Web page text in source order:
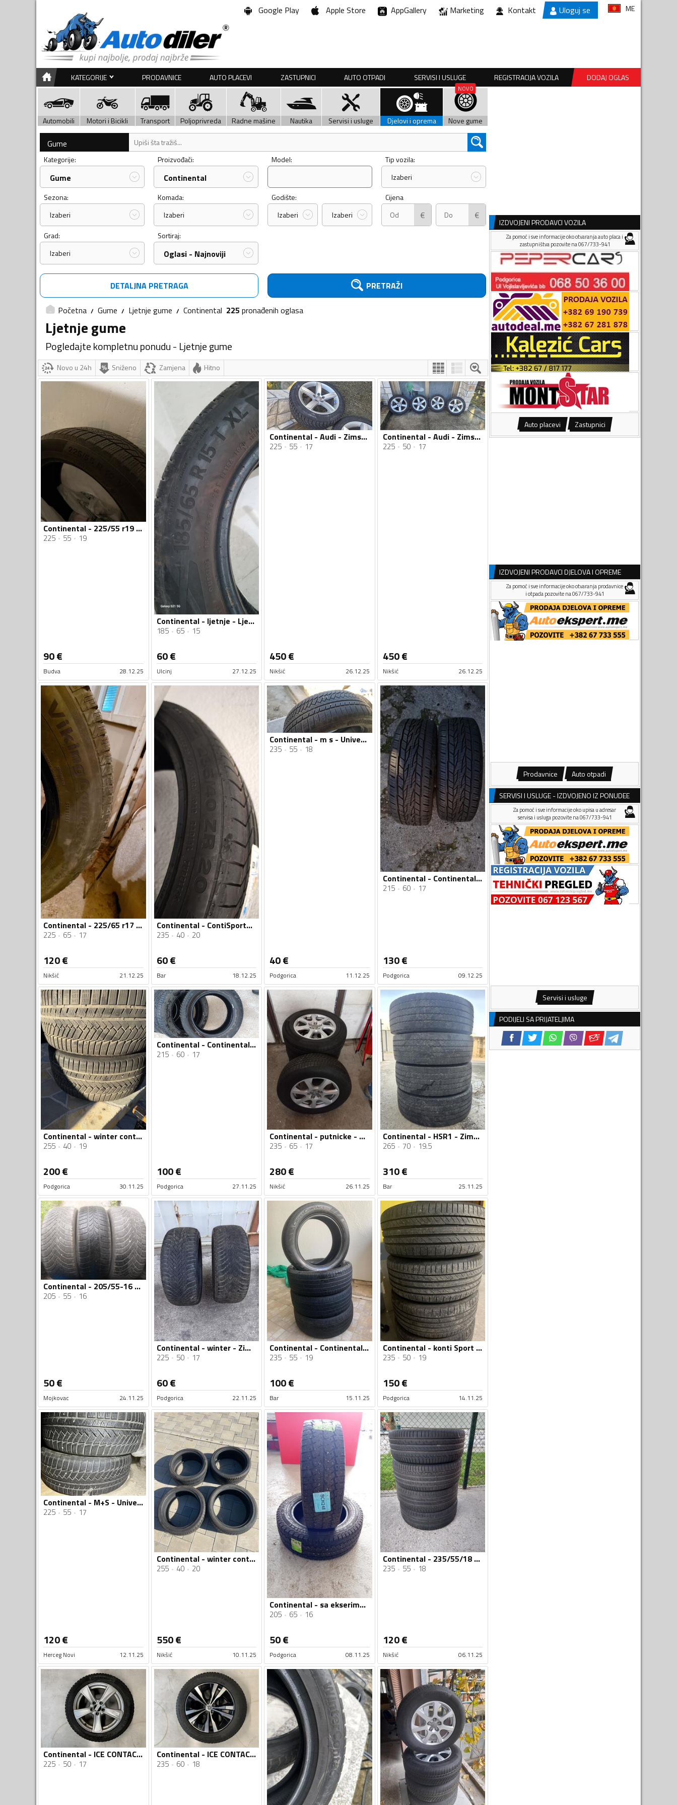
Google Play Apple Store AppGallery Marketing Kontakt Uloguj se ME
KATEGORIJE PRODAVNICE AUTO PLACEVI ZASTUPNICI AUTO OTPADI SERVISI I USLUGE REGISTRACIJA VOZILA DODAJ OGLAS
Automobili Motori i Bicikli Transport Poljoprivreda Radne mašine Nautika Servisi i usluge Djelovi i oprema Nove gume
Gume
Kategorije:
Gume
Proizvođači:
Continental
Model:
Tip vozila:
Izaberi
Sezona:
Izaberi
Komada:
Izaberi
Godište:
Izaberi
Izaberi
Cijena
€ €
Grad:
Izaberi
Sortiraj:
Oglasi - Najnoviji
DETALJNA PRETRAGA PRETRAŽI
Početna Gume Ljetnje gume Continental 225 pronađenih oglasa
Ljetnje gume
Pogledajte kompletnu ponudu - Ljetnje gume
Novo u 24h Sniženo Zamjena Hitno
Continental - 225/55 r19 - Zimska guma
225 55 19
90€
Budva 28.12.25
Continental - ljetnje - Ljetnja guma
185 65 15
60€
Ulcinj 27.12.25
Continental - Audi - Zimska guma
225 55 17
450€
Nikšić 26.12.25
Continental - Audi - Zimska guma
225 50 17
450€
Nikšić 26.12.25
Continental - 225/65 r17 - Zimska guma
225 65 17
120€
Nikšić 21.12.25
Continental - ContiSportContact 5P - Ljetnja guma
235 40 20
60€
Bar 18.12.25
Continental - m s - Univerzalna guma
235 55 18
40€
Podgorica 11.12.25
Continental - Continental ContiCrossContact - Univerzalna guma
215 60 17
130€
Podgorica 09.12.25
Continental - winter contact - Zimska guma
255 40 19
200€
Podgorica 30.11.25
Continental - Continental 215 60 R17 - Zimska guma
215 60 17
100€
Podgorica 27.11.25
Continental - putnicke - Zimska guma
235 65 17
280€
Nikšić 26.11.25
Continental - HSR1 - Zimska guma
265 70 19.5
310€
Bar 25.11.25
Continental - 205/55-16 - Zimska guma
205 55 16
50€
Mojkovac 24.11.25
Continental - winter - Zimska guma
225 50 17
60€
Podgorica 22.11.25
Continental - Continental CrossContact RX - Univerzalna guma
235 55 19
100€
Bar 15.11.25
Continental - konti Sport - Ljetnja guma
235 50 19
150€
Podgorica 14.11.25
Continental - M+S - Univerzalna guma
225 55 17
120€
Herceg Novi 12.11.25
Continental - winter contact - Zimska guma
255 40 20
550€
Nikšić 10.11.25
Continental - sa ekserima 205/65 R16C - Zimska guma
205 65 16
50€
Podgorica 08.11.25
Continental - 235/55/18 - Ljetnja guma
235 55 18
120€
Nikšić 06.11.25
Continental - ICE CONTACT 3 - Zimska guma
225 50 17
Continental - ICE CONTACT 2 - Zimska guma
235 60 18
IZDVOJENI PRODAVCI VOZILA
Za pomoć i sve informacije oko otvaranja auto placa i
zastupništva pozovite na 067/733-941
Auto placevi Zastupnici
IZDVOJENI PRODAVCI DJELOVA I OPREME
Za pomoć i sve informacije oko otvaranja prodavnice
i otpada pozovite na 067/733-941
Prodavnice Auto otpadi
SERVISI I USLUGE - IZDVOJENO IZ PONUDEE
Za pomoć i sve informacije oko upisa u adresar
servisa i usluga pozovite na 067/733-941
Servisi i usluge
PODIJELI SA PRIJATELJIMA